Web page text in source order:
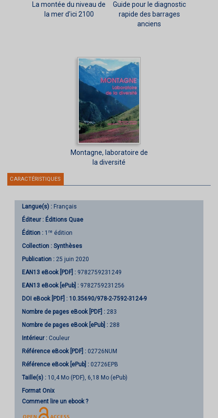
La montée du niveau de
la mer d'ici 2100
Guide pour le diagnostic
rapide des barrages
anciens
Montagne, laboratoire de
la diversité
CARACTÉRISTIQUES
Langue(s) : Français
Éditeur : Éditions Quae
Édition : 1 re édition
Collection : Synthèses
Publication : 25 juin 2020
EAN13 eBook [PDF] : 9782759231249
EAN13 eBook [ePub] : 9782759231256
DOI eBook [PDF] : 10.35690/978-2-7592-3124-9
Nombre de pages eBook [PDF] : 283
Nombre de pages eBook [ePub] : 288
Intérieur : Couleur
Référence eBook [PDF] : 02726NUM
Référence eBook [ePub] : 02726EPB
Taille(s) : 10,4 Mo (PDF), 6,18 Mo (ePub)
Format Onix
Comment lire un ebook ?